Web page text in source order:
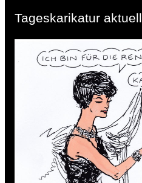
Tageskarikatur aktuell